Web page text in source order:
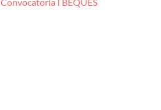
Convocatoria I BEQUES